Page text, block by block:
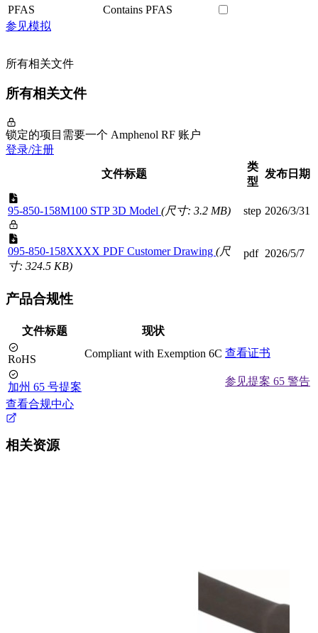
PFAS
Contains PFAS
参见模拟
所有相关文件
所有相关文件
锁定的项目需要一个 Amphenol RF 账户
登录/注册
文件标题
类
型
发布日期
95-850-158M100 STP 3D Model (尺寸: 3.2 MB) step 2026/3/31
095-850-158XXXX PDF Customer Drawing (尺
寸: 324.5 KB)
pdf 2026/5/7
产品合规性
文件标题 现状
RoHS Compliant with Exemption 6C 查看证书
加州 65 号提案
参见提案 65 警告
查看合规中心
相关资源